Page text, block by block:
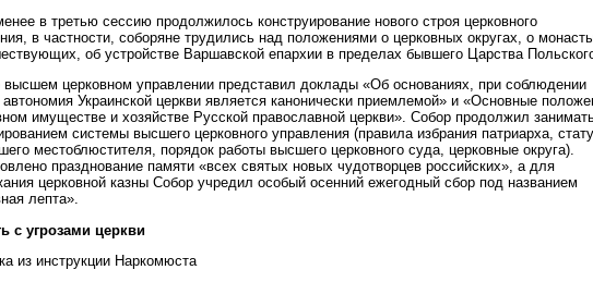
в третью сессию продолжилось конструирование нового строя церковного
в частности, соборяне трудились над положениями о церковных округах, о
об устройстве Варшавской епархии в пределах бывшего Царства
церковном управлении представил доклады «Об основаниях, при соблюдении
автономия Украинской церкви является канонически приемлемой» и «Основные
имуществе и хозяйстве Русской православной церкви». Собор продолжил
системы высшего церковного управления (правила избрания патриарха,
местоблюстителя, порядок работы высшего церковного суда, церковные округа).
празднование памяти «всех святых новых чудотворцев российских», а для
церковной казны Собор учредил особый осенний ежегодный сбор под названием
лепта».
с угрозами церкви
из инструкции Наркомюста